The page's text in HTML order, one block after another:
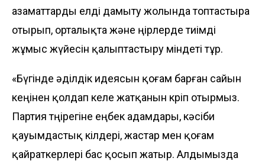
азаматтарды елді дамыту жолында топтастыра
отырып, орталықта және өңірлерде тиімді
жұмыс жүйесін қалыптастыру міндеті тұр.
«Бүгінде әділдік идеясын қоғам барған сайын
кеңінен қолдап келе жатқанын көріп отырмыз.
Партия төңірегіне еңбек адамдары, кәсіби
қауымдастық өкілдері, жастар мен қоғам
қайраткерлері бас қосып жатыр. Алдымызда